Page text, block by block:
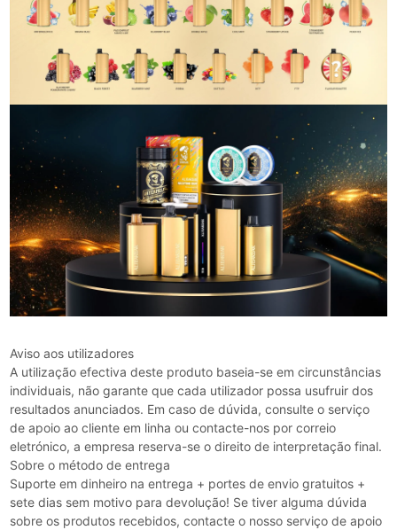
Aviso aos utilizadores
A utilização efectiva deste produto baseia-se em circunstâncias
individuais, não garante que cada utilizador possa usufruir dos
resultados anunciados. Em caso de dúvida, consulte o serviço
de apoio ao cliente em linha ou contacte-nos por correio
eletrónico, a empresa reserva-se o direito de interpretação final.
Sobre o método de entrega
Suporte em dinheiro na entrega + portes de envio gratuitos +
sete dias sem motivo para devolução! Se tiver alguma dúvida
sobre os produtos recebidos, contacte o nosso serviço de apoio